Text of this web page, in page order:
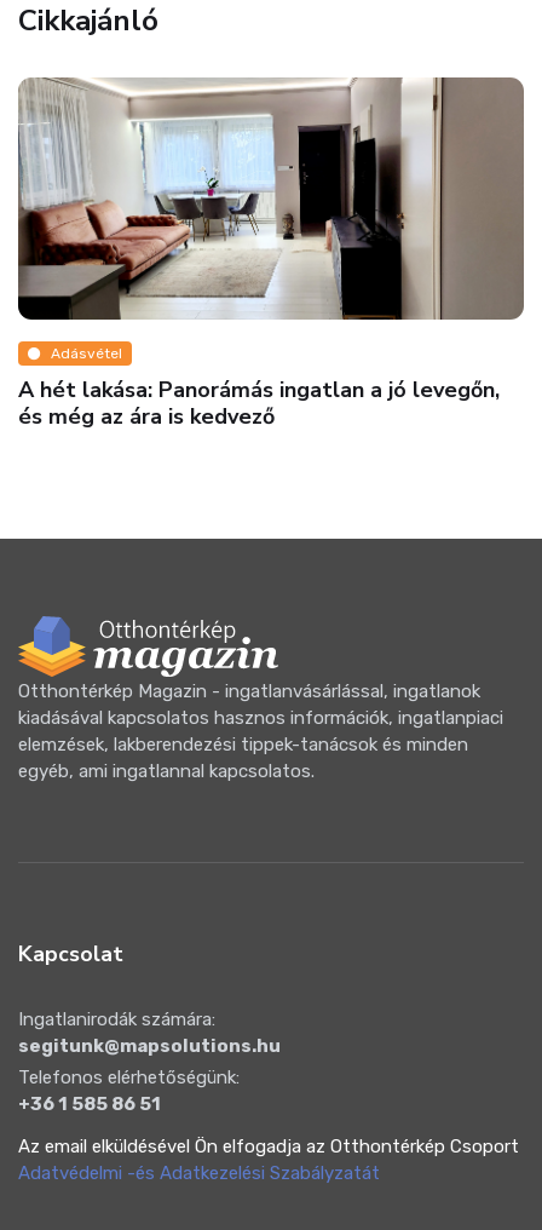
Cikkajánló
Adásvétel
A hét lakása: Panorámás ingatlan a jó levegőn,
és még az ára is kedvező
Otthontérkép Magazin - ingatlanvásárlással, ingatlanok
kiadásával kapcsolatos hasznos információk, ingatlanpiaci
elemzések, lakberendezési tippek-tanácsok és minden
egyéb, ami ingatlannal kapcsolatos.
Kapcsolat
Ingatlanirodák számára:
segitunk@mapsolutions.hu
Telefonos elérhetőségünk:
+36 1 585 86 51
Az email elküldésével Ön elfogadja az Otthontérkép Csoport
Adatvédelmi -és Adatkezelési Szabályzatát